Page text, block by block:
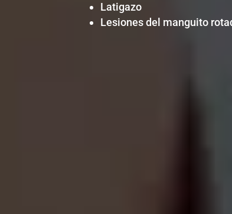
Latigazo
Lesiones del manguito